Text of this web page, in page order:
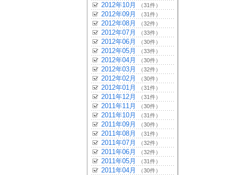
2012年10月 （31件）
2012年09月 （31件）
2012年08月 （32件）
2012年07月 （33件）
2012年06月 （30件）
2012年05月 （33件）
2012年04月 （30件）
2012年03月 （32件）
2012年02月 （30件）
2012年01月 （31件）
2011年12月 （31件）
2011年11月 （30件）
2011年10月 （31件）
2011年09月 （30件）
2011年08月 （31件）
2011年07月 （32件）
2011年06月 （32件）
2011年05月 （31件）
2011年04月 （30件）